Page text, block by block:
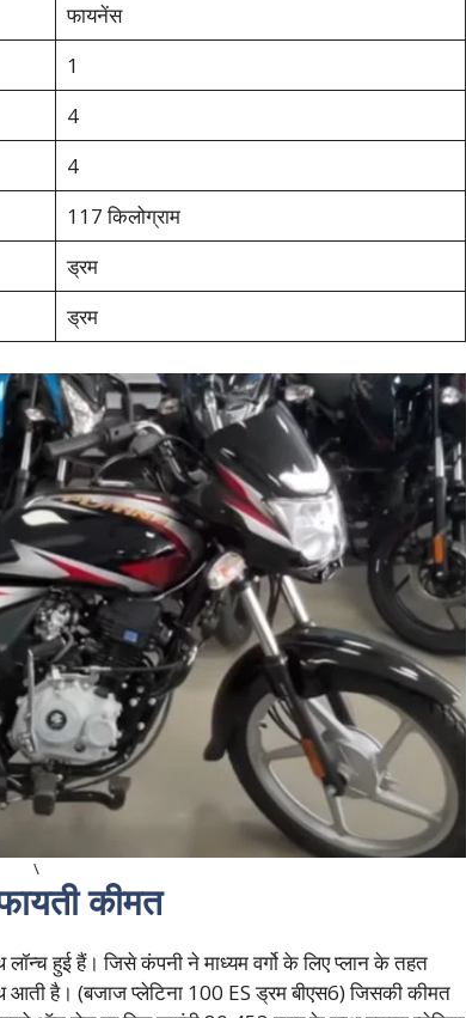
फायनेंस
1
4
4
117 किलोग्राम
ड्रम
ड्रम
\
कीमत
हुई हैं। जिसे कंपनी ने माध्यम वर्गो के लिए प्लान के तहत
आती है। (बजाज प्लेटिना 100 ES ड्रम बीएस6) जिसकी कीमत